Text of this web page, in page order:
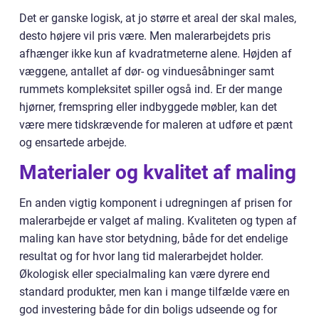
Det er ganske logisk, at jo større et areal der skal males,
desto højere vil pris være. Men malerarbejdets pris
afhænger ikke kun af kvadratmeterne alene. Højden af
væggene, antallet af dør- og vinduesåbninger samt
rummets kompleksitet spiller også ind. Er der mange
hjørner, fremspring eller indbyggede møbler, kan det
være mere tidskrævende for maleren at udføre et pænt
og ensartede arbejde.
Materialer og kvalitet af maling
En anden vigtig komponent i udregningen af prisen for
malerarbejde er valget af maling. Kvaliteten og typen af
maling kan have stor betydning, både for det endelige
resultat og for hvor lang tid malerarbejdet holder.
Økologisk eller specialmaling kan være dyrere end
standard produkter, men kan i mange tilfælde være en
god investering både for din boligs udseende og for